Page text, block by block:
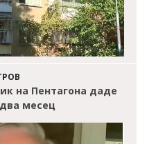
на Пентагона даде
месец